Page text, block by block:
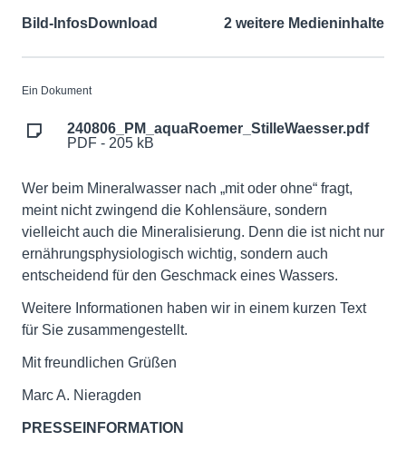
Bild-InfosDownload 2 weitere Medieninhalte
Ein Dokument
240806_PM_aquaRoemer_StilleWaesser.pdf
PDF - 205 kB
Wer beim Mineralwasser nach „mit oder ohne“ fragt,
meint nicht zwingend die Kohlensäure, sondern
vielleicht auch die Mineralisierung. Denn die ist nicht nur
ernährungsphysiologisch wichtig, sondern auch
entscheidend für den Geschmack eines Wassers.
Weitere Informationen haben wir in einem kurzen Text
für Sie zusammengestellt.
Mit freundlichen Grüßen
Marc A. Nieragden
PRESSEINFORMATION